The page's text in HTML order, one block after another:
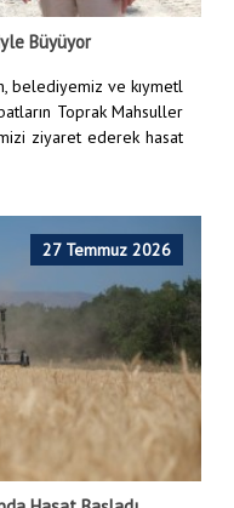
Büyüyor
belediyemiz ve kıymetl
Toprak Mahsuller
ziyaret ederek hasat
27 Temmuz 2026